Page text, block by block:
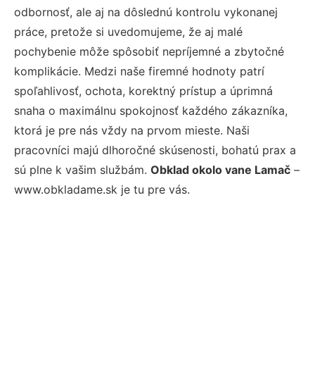
odbornosť, ale aj na dôslednú kontrolu vykonanej
práce, pretože si uvedomujeme, že aj malé
pochybenie môže spôsobiť nepríjemné a zbytočné
komplikácie. Medzi naše firemné hodnoty patrí
spoľahlivosť, ochota, korektný prístup a úprimná
snaha o maximálnu spokojnosť každého zákazníka,
ktorá je pre nás vždy na prvom mieste. Naši
pracovníci majú dlhoročné skúsenosti, bohatú prax a
sú plne k vašim službám. Obklad okolo vane Lamač –
www.obkladame.sk je tu pre vás.